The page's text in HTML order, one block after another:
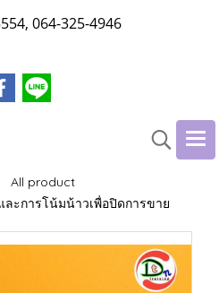
064-325-4946
All product
ละการโน้มน้าวเพื่อปิดการขาย